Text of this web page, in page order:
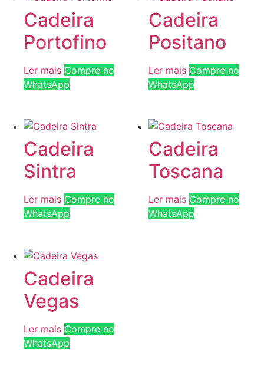
Cadeira
Portofino
Ler mais Compre no
WhatsApp
Cadeira
Positano
Ler mais Compre no
WhatsApp
Cadeira
Sintra
Ler mais Compre no
WhatsApp
Cadeira
Toscana
Ler mais Compre no
WhatsApp
Cadeira
Vegas
Ler mais Compre no
WhatsApp